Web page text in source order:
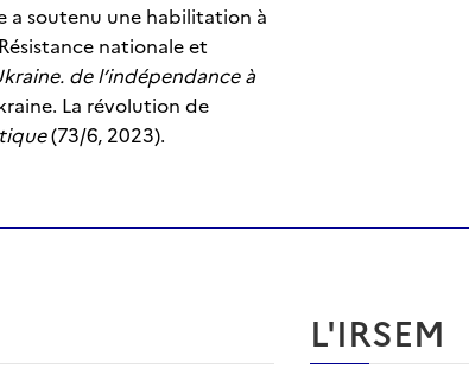
a soutenu une habilitation à
nationale et
de l’indépendance à
La révolution de
(73/6, 2023).
L'IRSEM